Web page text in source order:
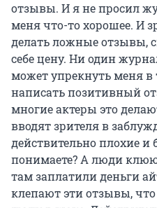
отзывы. И я не просил
меня что-то хорошее. И
делать ложные отзывы,
себе цену. Ни один
может упрекнуть меня в
написать позитивный
многие актеры это
вводят зрителя в
действительно плохие и
понимаете? А люди
там заплатили деньги
клепают эти отзывы,